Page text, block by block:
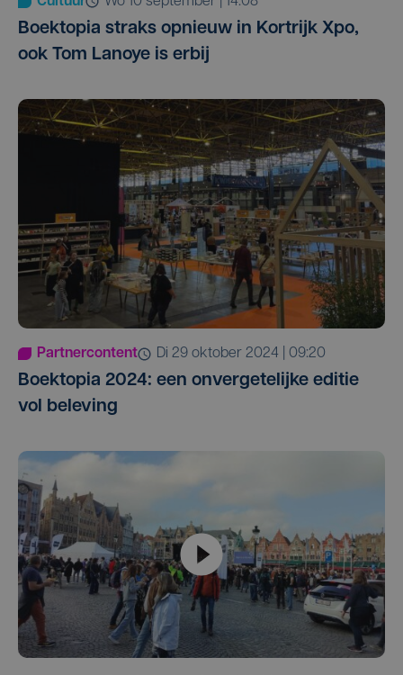
Boektopia straks opnieuw in Kortrijk Xpo,
ook Tom Lanoye is erbij
Partnercontent di 29 oktober 2024 | 09:20
Boektopia 2024: een onvergetelijke editie
vol beleving